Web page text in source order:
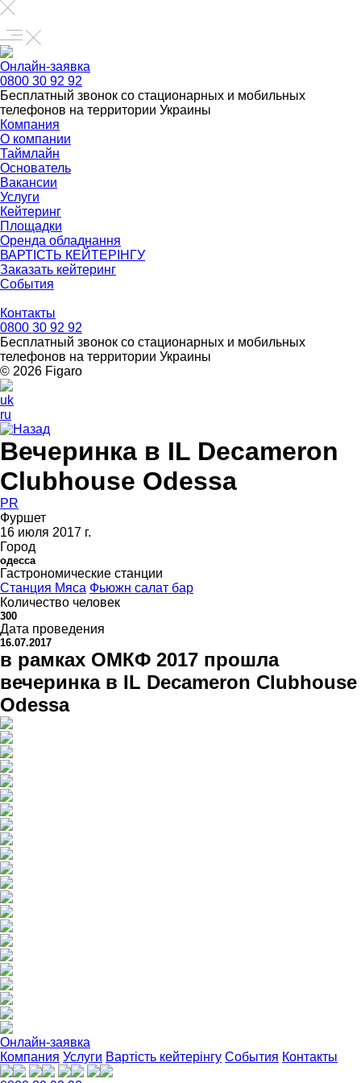
Онлайн-заявка
0800 30 92 92
Бесплатный звонок со стационарных и мобильных
телефонов на территории Украины
Компания
О компании
Таймлайн
Основатель
Вакансии
Услуги
Кейтеринг
Площадки
Оренда обладнання
ВАРТІСТЬ КЕЙТЕРІНГУ
Заказать кейтеринг
События
Контакты
0800 30 92 92
Бесплатный звонок со стационарных и мобильных
телефонов на территории Украины
© 2026 Figarо
uk
ru
Назад
Вечеринка в IL Decameron
Clubhouse Odessa
PR
Фуршет
16 июля 2017 г.
Город
одесса
Гастрономические станции
Станция Мяса Фьюжн салат бар
Количество человек
300
Дата проведения
16.07.2017
в рамках ОМКФ 2017 прошла
вечеринка в IL Decameron Clubhouse
Odessa
Онлайн-заявка
Компания Услуги Вартість кейтерінгу События Контакты